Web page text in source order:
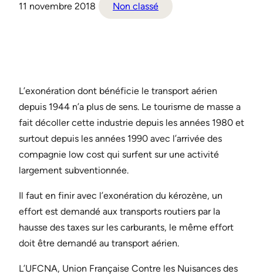
11 novembre 2018 Non classé
L’exonération dont bénéficie le transport aérien
depuis 1944 n’a plus de sens. Le tourisme de masse a
fait décoller cette industrie depuis les années 1980 et
surtout depuis les années 1990 avec l’arrivée des
compagnie low cost qui surfent sur une activité
largement subventionnée.
Il faut en finir avec l’exonération du kérozène, un
effort est demandé aux transports routiers par la
hausse des taxes sur les carburants, le même effort
doit être demandé au transport aérien.
L’UFCNA, Union Française Contre les Nuisances des